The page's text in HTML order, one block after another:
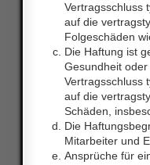
Vertragsschluss
auf die
Folgeschäden
Die Haftung ist
Gesundheit
Vertragsschluss
auf die
Schäden,
Die
Mitarbeiter und
Ansprüche für